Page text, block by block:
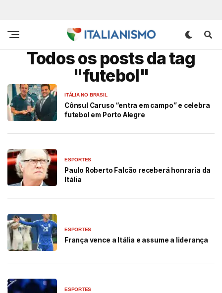
Todos os posts da tag
"futebol"
ITÁLIA NO BRASIL
Cônsul Caruso “entra em campo” e celebra
futebol em Porto Alegre
ESPORTES
Paulo Roberto Falcão receberá honraria da
Itália
ESPORTES
França vence a Itália e assume a liderança
ESPORTES